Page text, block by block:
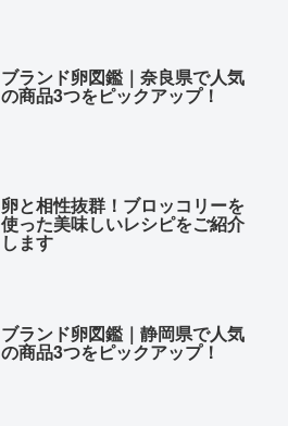
ブランド卵図鑑｜奈良県で人気
の商品3つをピックアップ！
卵と相性抜群！ブロッコリーを
使った美味しいレシピをご紹介
します
ブランド卵図鑑｜静岡県で人気
の商品3つをピックアップ！